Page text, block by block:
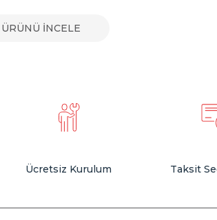
ÜRÜNÜ İNCELE
Ücretsiz Kurulum Taksit